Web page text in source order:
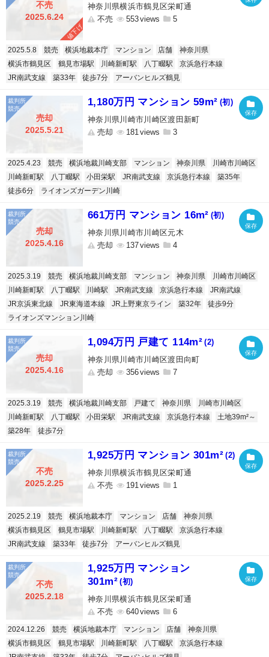
不売
2025.6.24
値下げ
神奈川県横浜市鶴見区栄町通
不売
553 5
2025.5.8 競売 横浜地裁本庁 マンション 店舗
神奈川県
横浜市鶴見区
鶴見市場駅 川崎新町駅 八丁畷駅
京浜急行本線
JR南武支線
築33年 徒歩7分 アーバンヒルズ鶴見
売却
2025.5.21
1,180万円 マンション 59m² (初)
神奈川県川崎市川崎区渡田新町
売却
181 3
2025.4.23 競売 横浜地裁川崎支部 マンション 神奈川県
川崎市川崎区
川崎新町駅
八丁畷駅 小田栄駅 JR南武支線 京浜急行本線
築35年
徒歩6分
ライオンズガーデン川崎
売却
2025.4.16
661万円 マンション 16m² (初)
神奈川県川崎市川崎区元木
売却
137 4
2025.3.19 競売 横浜地裁川崎支部 マンション 神奈川県
川崎市川崎区
川崎新町駅
八丁畷駅 川崎駅 JR南武支線 京浜急行本線
JR南武線
JR京浜東北線
JR東海道本線 JR上野東京ライン 築32年
徒歩9分
ライオンズマンション川崎
売却
2025.4.16
1,094万円 戸建て 114m² (2)
神奈川県川崎市川崎区渡田向町
売却
356 7
2025.3.19 競売 横浜地裁川崎支部 戸建て 神奈川県
川崎市川崎区
川崎新町駅
八丁畷駅 小田栄駅 JR南武支線 京浜急行本線
土地39m²～
築28年
徒歩7分
不売
2025.2.25
1,925万円 マンション 301m² (2)
神奈川県横浜市鶴見区栄町通
不売
191 1
2025.2.19 競売 横浜地裁本庁 マンション 店舗
神奈川県
横浜市鶴見区
鶴見市場駅 川崎新町駅 八丁畷駅
京浜急行本線
JR南武支線
築33年 徒歩7分 アーバンヒルズ鶴見
不売
2025.2.18
1,925万円 マンション
301m² (初)
神奈川県横浜市鶴見区栄町通
不売
640 6
2024.12.26 競売 横浜地裁本庁 マンション 店舗
神奈川県
横浜市鶴見区
鶴見市場駅 川崎新町駅 八丁畷駅
京浜急行本線